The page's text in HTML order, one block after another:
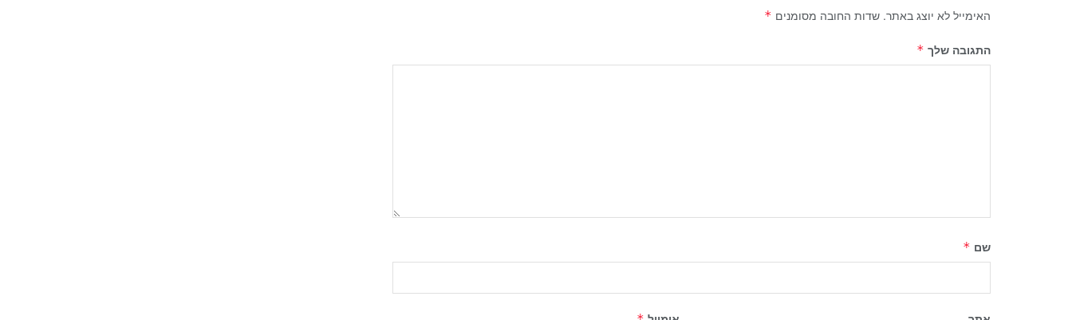
האימייל לא יוצג באתר. שדות החובה מסומנים *
התגובה שלך *
שם *